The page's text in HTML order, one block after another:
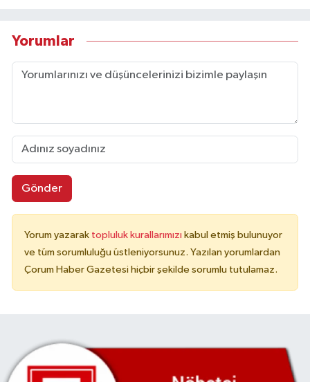
Yorumlar
Gönder
Yorum yazarak topluluk kurallarımızı kabul etmiş bulunuyor
ve tüm sorumluluğu üstleniyorsunuz. Yazılan yorumlardan
Çorum Haber Gazetesi hiçbir şekilde sorumlu tutulamaz.